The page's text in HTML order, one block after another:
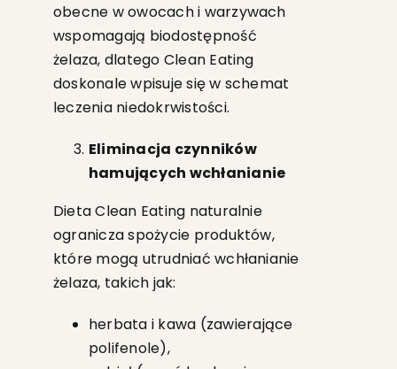
obecne w owocach i warzywach
wspomagają biodostępność
żelaza, dlatego Clean Eating
doskonale wpisuje się w schemat
leczenia niedokrwistości.
Eliminacja czynników
hamujących wchłanianie
Dieta Clean Eating naturalnie
ogranicza spożycie produktów,
które mogą utrudniać wchłanianie
żelaza, takich jak:
herbata i kawa (zawierające
polifenole),